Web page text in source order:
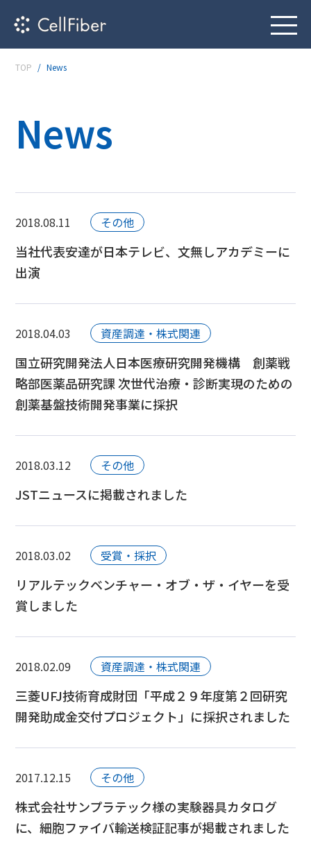
TOP News
News
2018.08.11 その他
当社代表安達が日本テレビ、文無しアカデミーに
出演
2018.04.03 資産調達・株式関連
国立研究開発法人日本医療研究開発機構 創薬戦
略部医薬品研究課 次世代治療・診断実現のための
創薬基盤技術開発事業に採択
2018.03.12 その他
JSTニュースに掲載されました
2018.03.02 受賞・採択
リアルテックベンチャー・オブ・ザ・イヤーを受
賞しました
2018.02.09 資産調達・株式関連
三菱UFJ技術育成財団「平成２９年度第２回研究
開発助成金交付プロジェクト」に採択されました
2017.12.15 その他
株式会社サンプラテック様の実験器具カタログ
に、細胞ファイバ輸送検証記事が掲載されました